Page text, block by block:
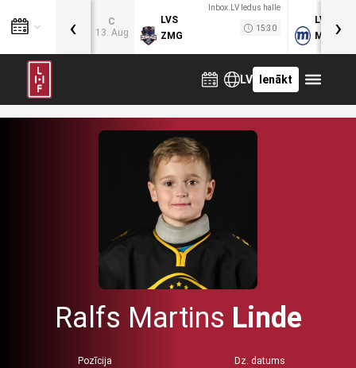
C
13. Aug
Inbox.LV ledus halle
LVS
ZMG
15:30
LVB
MOG
‹ ›
LV Ienākt
Ralfs Martins Linde
Pozīcija Dz. datums